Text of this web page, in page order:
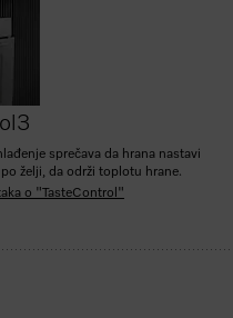
3
sprečava da hrana nastavi
želji, da održi toplotu hrane.
o "TasteControl"